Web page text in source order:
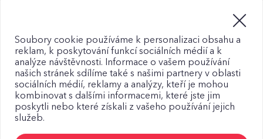
Web map
Privacy Policy
Soubory cookie používáme k personalizaci obsahu a
reklam, k poskytování funkcí sociálních médií a k
analýze návštěvnosti. Informace o vašem používání
našich stránek sdílíme také s našimi partnery v oblasti
sociálních médií, reklamy a analýzy, kteří je mohou
kombinovat s dalšími informacemi, které jste jim
poskytli nebo které získali z vašeho používání jejich
služeb.